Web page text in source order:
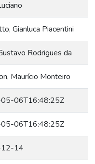
Gianluca Piacentini
Rodrigues da
Maurício Monteiro
06T16:48:25Z
06T16:48:25Z
14